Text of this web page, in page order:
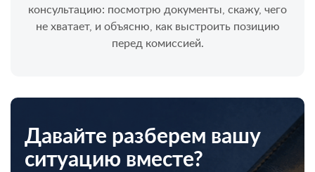
консультацию: посмотрю документы, скажу, чего
не хватает, и объясню, как выстроить позицию
перед комиссией.
Давайте разберем вашу
ситуацию вместе?